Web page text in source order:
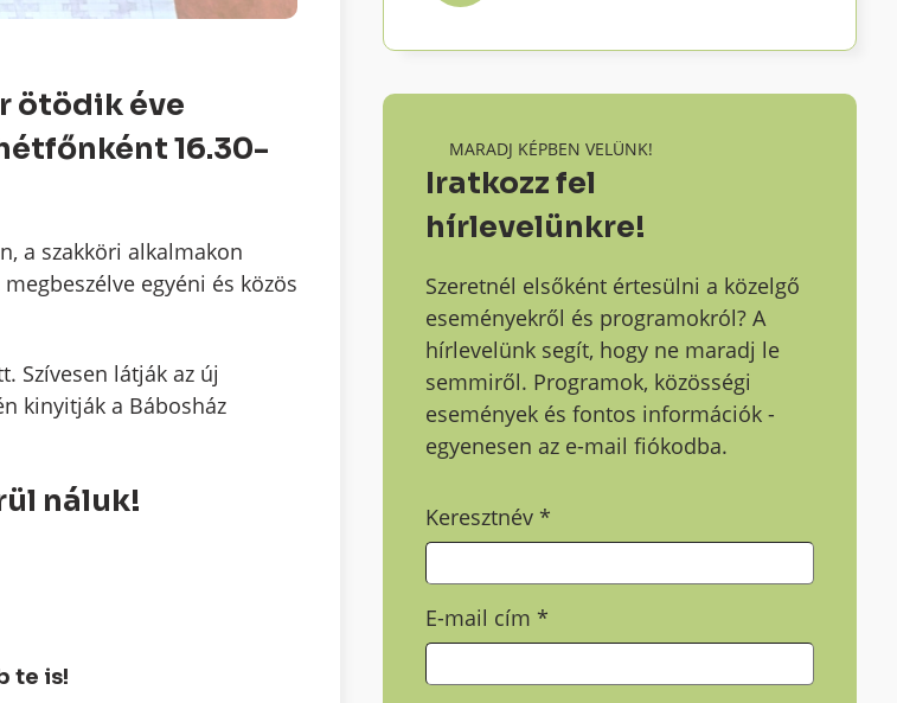
ötödik éve
16.30-
a szakköri alkalmakon
egyéni és közös
Szívesen látják az új
kinyitják a Bábosház
náluk!
te is!
MARADJ KÉPBEN VELÜNK!
Iratkozz fel
hírlevelünkre!
Szeretnél elsőként értesülni a közelgő
eseményekről és programokról? A
hírlevelünk segít, hogy ne maradj le
semmiről. Programok, közösségi
események és fontos információk -
egyenesen az e-mail fiókodba.
Keresztnév*
E-mail cím*